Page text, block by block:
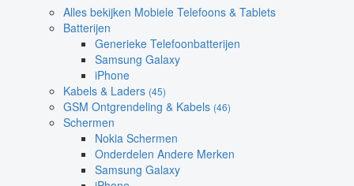
Alles bekijken Mobiele Telefoons & Tablets
Batterijen
Generieke Telefoonbatterijen
Samsung Galaxy
iPhone
Kabels & Laders (45)
GSM Ontgrendeling & Kabels (46)
Schermen
Nokia Schermen
Onderdelen Andere Merken
Samsung Galaxy